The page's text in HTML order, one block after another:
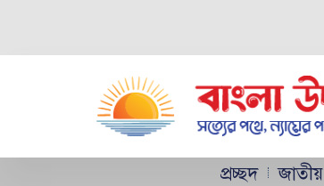
প্রচ্ছদ জাতীয়